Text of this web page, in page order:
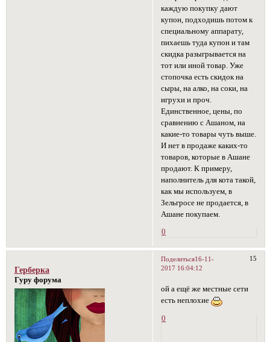
каждую покупку дают
купон, подходишь потом к
специальному аппарату,
пихаешь туда купон и там
скидка разыгрывается на
тот или иной товар. Уже
стопочка есть скидок на
сыры, на алко, на соки, на
игрухи и проч.
Единственное, цены, по
сравнению с Ашаном, на
какие-то товары чуть выше.
И нет в продаже каких-то
товаров, которые в Ашане
продают. К примеру,
наполнитель для кота такой,
как мы используем, в
Зельгросе не продается, в
Ашане покупаем.
0
Поделиться 15
16-11-
2017 16:04:12
Герберка
Гуру форума
ой а ещё же местные сети
есть неплохие
0